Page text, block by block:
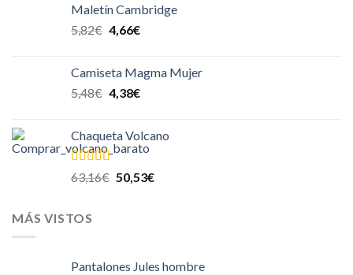
Maletín Cambridge
5,82€ 4,66€
Camiseta Magma Mujer
5,48€ 4,38€
Chaqueta Volcano
Valorado
4.00
63,16€ 50,53€
MÁS VISTOS
Pantalones Jules hombre